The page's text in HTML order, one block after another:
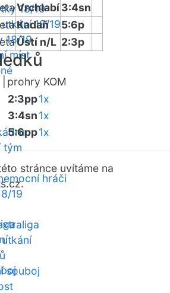
18/19
18/19
18/19
míst
tým
hráči
19
souboj
Vrchlabí3:4sn
Kadaň
5:6p
Ústí n/L 2:3p
prohry KOM
2:3pp1x
3:4sn1x
5:6pp1x
stránce uvítáme na